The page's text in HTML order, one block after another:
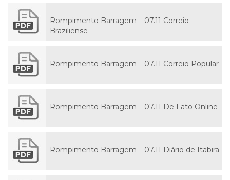
Rompimento Barragem – 07.11 Correio
Braziliense
Rompimento Barragem – 07.11 Correio Popular
Rompimento Barragem – 07.11 De Fato Online
Rompimento Barragem – 07.11 Diário de Itabira